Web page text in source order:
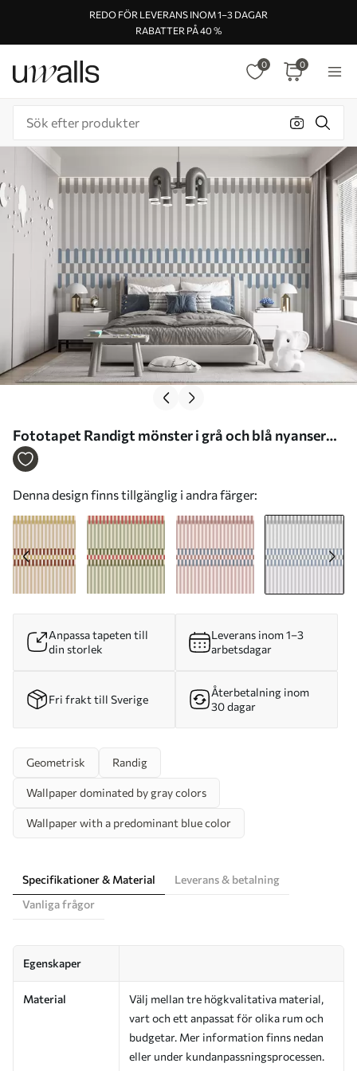
REDO FÖR LEVERANS INOM 1–3 DAGAR
RABATTER PÅ 40 %
0 0
Fototapet Randigt mönster i grå och blå nyanser
Nr. w05150v6
Denna design finns tillgänglig i andra färger:
Anpassa tapeten till
din storlek
Leverans inom 1–3
arbetsdagar
Fri frakt till Sverige
Återbetalning inom
30 dagar
Geometrisk Randig
Wallpaper dominated by gray colors
Wallpaper with a predominant blue color
Specifikationer & Material
Leverans & betalning
Vanliga frågor
Egenskaper
Material
Välj mellan tre högkvalitativa material,
vart och ett anpassat för olika rum och
budgetar. Mer information finns nedan
eller under kundanpassningsprocessen.